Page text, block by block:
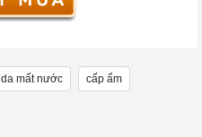
da mất nước cấp ẩm